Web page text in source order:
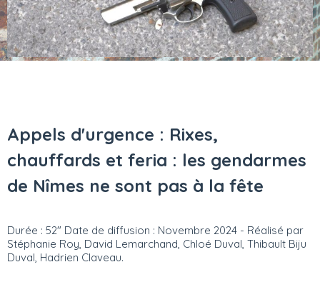
Appels d'urgence : Rixes,
chauffards et feria : les gendarmes
de Nîmes ne sont pas à la fête
Durée : 52" Date de diffusion : Novembre 2024 - Réalisé par
Stéphanie Roy, David Lemarchand, Chloé Duval, Thibault Biju
Duval, Hadrien Claveau.